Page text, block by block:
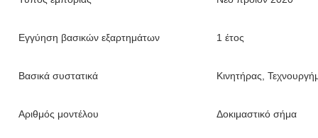
Εγγύηση βασικών εξαρτημάτων 1 έτος
Βασικά συστατικά Κινητήρας,
Αριθμός μοντέλου Δοκιμαστικό σήμα